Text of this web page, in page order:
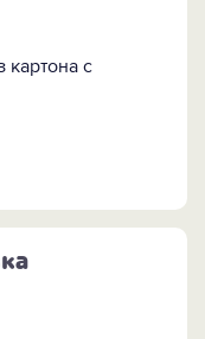
картона с